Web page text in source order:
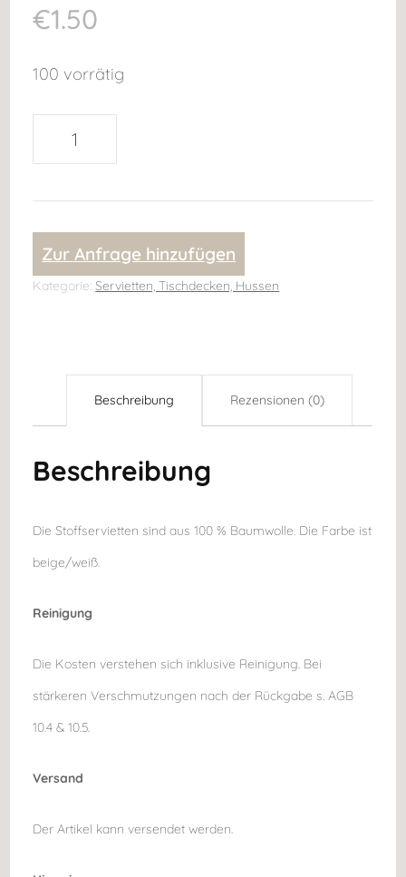
€1.50
100 vorrätig
Stoffservietten
mit
%
Baumwolle
Menge
Zur Anfrage hinzufügen
Kategorie:Servietten, Tischdecken, Hussen
Beschreibung Rezensionen (0)
Beschreibung
Die Stoffservietten sind aus 100 % Baumwolle. Die Farbe ist
beige/weiß.
Reinigung
Die Kosten verstehen sich inklusive Reinigung. Bei
stärkeren Verschmutzungen nach der Rückgabe s. AGB
10.4 & 10.5.
Versand
Der Artikel kann versendet werden.